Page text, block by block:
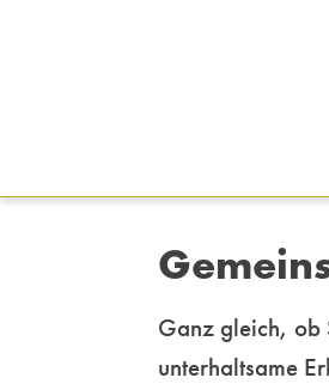
Ganz gleich, ob
unterhaltsame